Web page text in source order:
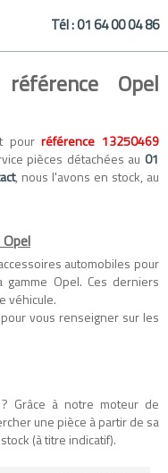
Tél :01 64 00 04 86
Opel
pourréférence 13250469
pièces détachées au 01
, nous l'avons en stock, au
automobiles pour
Opel. Ces derniers
véhicule.
vous renseigner sur les
Grâce à notre moteur de
une pièce à partir de sa
(à titre indicatif).